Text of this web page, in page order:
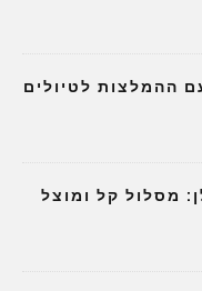
ההמלצות לטיולים
מסלול קל ומוצל